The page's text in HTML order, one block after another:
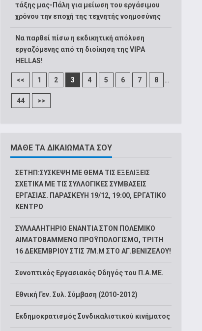
τάξης μας-Πάλη για μείωση του εργάσιμου
χρόνου την εποχή της τεχνητής νοημοσύνης
Να παρθεί πίσω η εκδικητική απόλυση
εργαζόμενης από τη διοίκηση της VIPA
HELLAS!
<< 1 2 3 4 5 6 7 8
44 >>
ΜΑΘΕ ΤΑ ΔΙΚΑΙΩΜΑΤΑ ΣΟΥ
ΣΕΤΗΠ:ΣΥΣΚΕΨΗ ΜΕ ΘΕΜΑ ΤΙΣ ΕΞΕΛΙΞΕΙΣ
ΣΧΕΤΙΚΑ ΜΕ ΤΙΣ ΣΥΛΛΟΓΙΚΕΣ ΣΥΜΒΑΣΕΙΣ
ΕΡΓΑΣΙΑΣ. ΠΑΡΑΣΚΕΥΗ 19/12, 19:00, ΕΡΓΑΤΙΚΟ
ΚΕΝΤΡΟ
ΣΥΛΛΑΛΗΤΗΡΙΟ ΕΝΑΝΤΙΑ ΣΤΟΝ ΠΟΛΕΜΙΚΟ
ΑΙΜΑΤΟΒΑΜΜΕΝΟ ΠΡΟΫΠΟΛΟΓΙΣΜΟ, ΤΡΙΤΗ
16 ΔΕΚΕΜΒΡΙΟΥ ΣΤΙΣ 7Μ.Μ ΣΤΟ ΑΓ.ΒΕΝΙΖΕΛΟΥ!
Συνοπτικός Εργασιακός Οδηγός του Π.Α.ΜΕ.
Εθνική Γεν. Συλ. Σύμβαση (2010-2012)
Εκδημοκρατισμός Συνδικαλιστικού κινήματος